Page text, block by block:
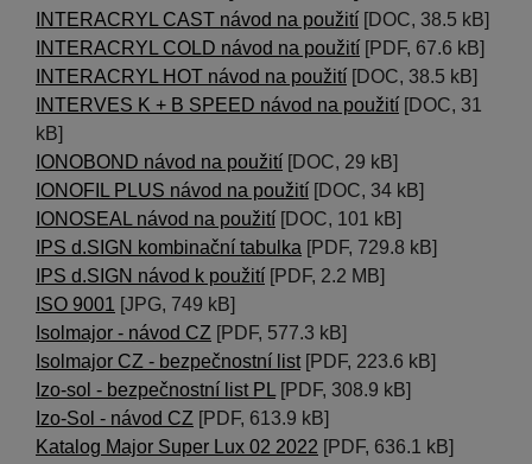
INTERACRYL CAST návod na použití [DOC, 38.5 kB]
INTERACRYL COLD návod na použití [PDF, 67.6 kB]
INTERACRYL HOT návod na použití [DOC, 38.5 kB]
INTERVES K + B SPEED návod na použití [DOC, 31
kB]
IONOBOND návod na použití [DOC, 29 kB]
IONOFIL PLUS návod na použití [DOC, 34 kB]
IONOSEAL návod na použití [DOC, 101 kB]
IPS d.SIGN kombinační tabulka [PDF, 729.8 kB]
IPS d.SIGN návod k použití [PDF, 2.2 MB]
ISO 9001 [JPG, 749 kB]
Isolmajor - návod CZ [PDF, 577.3 kB]
Isolmajor CZ - bezpečnostní list[PDF, 223.6 kB]
Izo-sol - bezpečnostní list PL [PDF, 308.9 kB]
Izo-Sol - návod CZ [PDF, 613.9 kB]
Katalog Major Super Lux 02 2022 [PDF, 636.1 kB]